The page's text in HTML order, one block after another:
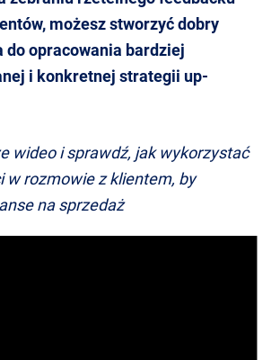
możesz stworzyć dobry
do opracowania bardziej
i konkretnej strategii up-
wideo i sprawdź, jak wykorzystać
w rozmowie z klientem, by
na sprzedaż